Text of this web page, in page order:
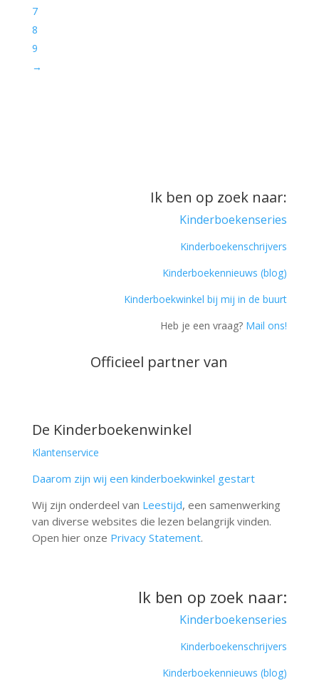
7
8
9
→
Ik ben op zoek naar:
Kinderboekenseries
Kinderboekenschrijvers
Kinderboekennieuws (blog)
Kinderboekwinkel bij mij in de buurt
Heb je een vraag? Mail ons!
Officieel partner van
De Kinderboekenwinkel
Klantenservice
Daarom zijn wij een kinderboekwinkel gestart
Wij zijn onderdeel van Leestijd, een samenwerking
van diverse websites die lezen belangrijk vinden.
Open hier onze Privacy Statement.
Ik ben op zoek naar:
Kinderboekenseries
Kinderboekenschrijvers
Kinderboekennieuws (blog)